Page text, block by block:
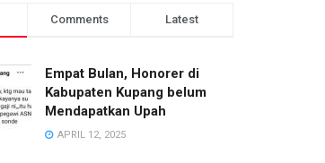
Comments Latest
Empat Bulan, Honorer di
Kabupaten Kupang belum
Mendapatkan Upah
APRIL 12, 2025